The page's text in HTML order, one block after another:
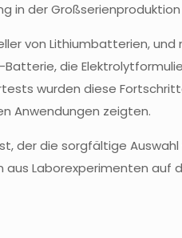
in der
von Lithiumbatterien,
die
wurden diese
Anwendungen zeigten.
der die sorgfältige
Laborexperimenten auf